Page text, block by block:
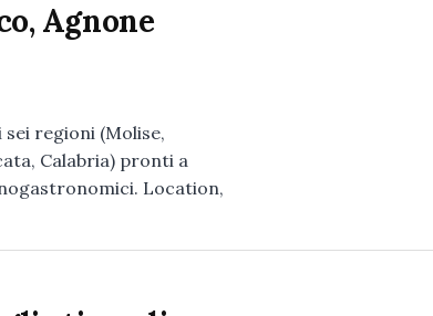
Agnone
regioni (Molise,
Calabria) pronti a
Location,